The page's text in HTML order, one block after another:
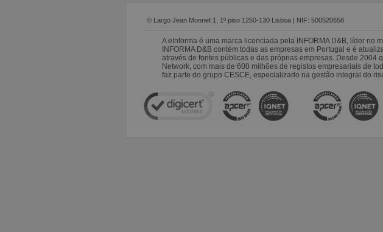
© Largo Jean Monnet 1, 1º piso 1250-130 Lisboa | NIF: 500520658
A eInforma é uma marca licenciada pela INFORMA D&B, líder no
INFORMA D&B contém todas as empresas em Portugal e é
através de fontes públicas e das próprias empresas. Desde
Network, com mais de 600 milhões de registos empresariais de
faz parte do grupo CESCE, especializado na gestão integral do